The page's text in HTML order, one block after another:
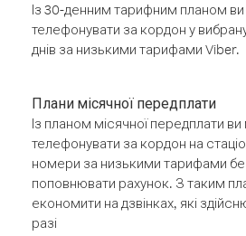
Із 30-денним тарифним планом
телефонувати за кордон у
днів за низькими тарифами Viber.
Плани місячної передплати
Із планом місячної передплати
телефонувати за кордон на
номери за низькими тарифами
поповнювати рахунок. З таким
економити на дзвінках, які
разі